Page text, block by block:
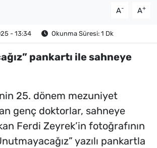
A- A+
- 13:34 Okunma Süresi: 1 Dk
pankartı ile sahneye
25. dönem mezuniyet
genç doktorlar, sahneye
Ferdi Zeyrek’in fotoğrafının
yazılı pankartla